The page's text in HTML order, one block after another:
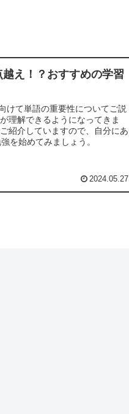
え！？おすすめの学習
けて単語の重要性についてご説
理解できるようになってきま
紹介していますので、自分にあ
を始めてみましょう。
2024.05.27